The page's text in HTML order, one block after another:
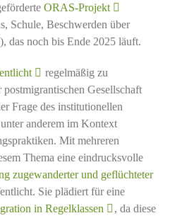
ORAS-Projekt
Schule, Beschwerden über
das noch bis Ende 2025 läuft.
regelmäßig zu
Gesellschaft
Frage des institutionellen
anderem im Kontext
Mit mehreren
Thema eine eindrucksvolle
zugewanderter und geflüchteter
Sie plädiert für eine
in Regelklassen
, da diese